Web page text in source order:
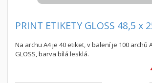
PRINT ETIKETY GLOSS 48,5 x
Na archu A4 je 40 etiket, v balení je 100 archů
GLOSS, barva bílá lesklá.